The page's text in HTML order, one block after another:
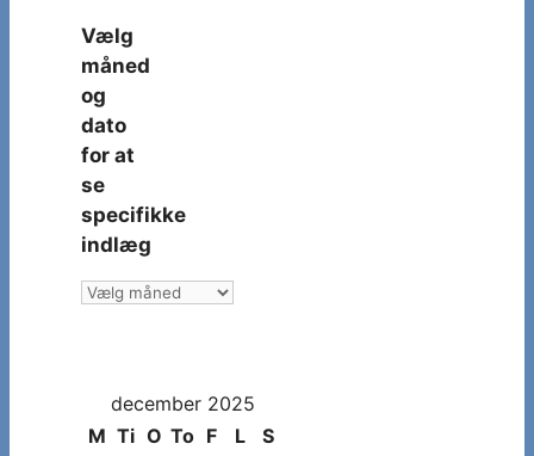
Vælg
måned
og
dato
for at
se
specifikke
indlæg
Vælg
at
december 2025
M Ti O To F L
S